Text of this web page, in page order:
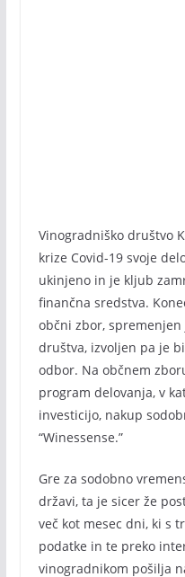
Vinogradniško društvo
krize Covid-19 svoje
ukinjeno in je kljub
finančna sredstva.
občni zbor,
društva, izvoljen pa je
odbor. Na občnem
program delovanja, v
investicijo, nakup
“Winessense.”
Gre za sodobno
državi, ta je sicer že
več kot mesec dni, ki s
podatke in te preko
vinogradnikom pošilja